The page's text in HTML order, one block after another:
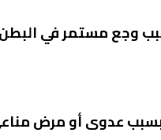
وجع مستمر في البطن
عدوى أو مرض